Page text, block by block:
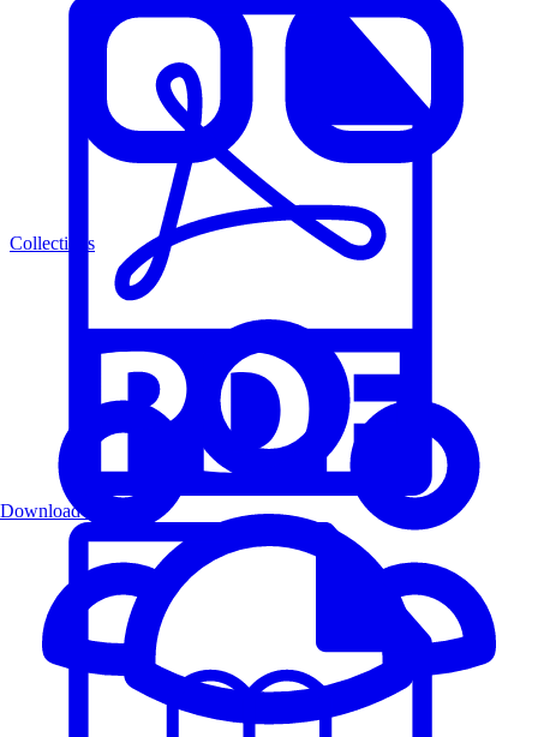
Collections
Download PDF